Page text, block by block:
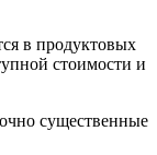
в продуктовых
стоимости и
существенные